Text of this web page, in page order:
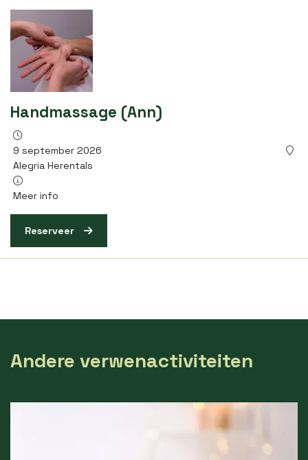
Handmassage (Ann)
9 september 2026
Alegria Herentals
Meer info
Reserveer
Andere verwenactiviteiten